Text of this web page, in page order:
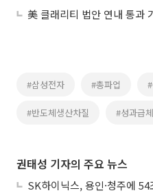
#삼성전자 #총파업
#반도체생산차질 #성과급
권태성 기자의 주요 뉴스